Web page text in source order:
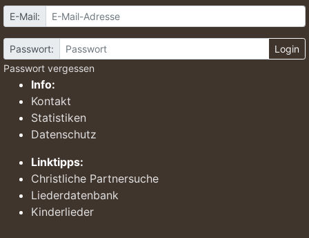
E-Mail:
Passwort:
Login
Passwort vergessen
Info:
Kontakt
Statistiken
Datenschutz
Linktipps:
Christliche Partnersuche
Liederdatenbank
Kinderlieder